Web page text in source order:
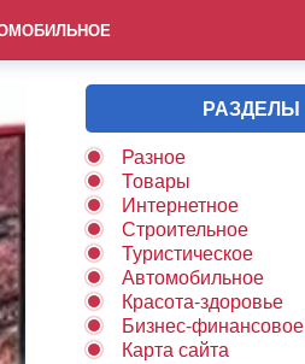
РАЗДЕЛЫ
Разное
Товары
Интернетное
Строительное
Туристическое
Автомобильное
Красота-здоровье
Бизнес-финансовое
Карта сайта